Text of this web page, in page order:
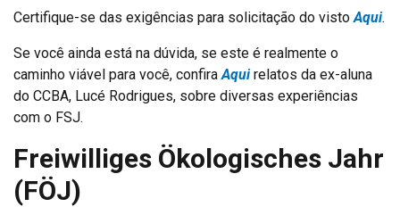
Certifique-se das exigências para solicitação do vistoAqui.
Se você ainda está na dúvida, se este é realmente o
caminho viável para você, confiraAquirelatos da ex-aluna
do CCBA, Lucé Rodrigues, sobre diversas experiências
com o FSJ.
Freiwilliges Ökologisches Jahr
(FÖJ)